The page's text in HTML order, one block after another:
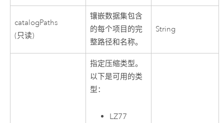
catalogPaths
(只读)
镶嵌数据集包含
的每个项目的完
整路径和名称。
String
指定压缩类型。
以下是可用的类
型：
LZ77